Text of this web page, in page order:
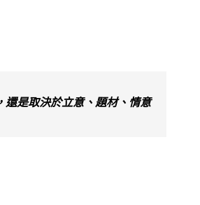
還是取決於立意、題材、情意